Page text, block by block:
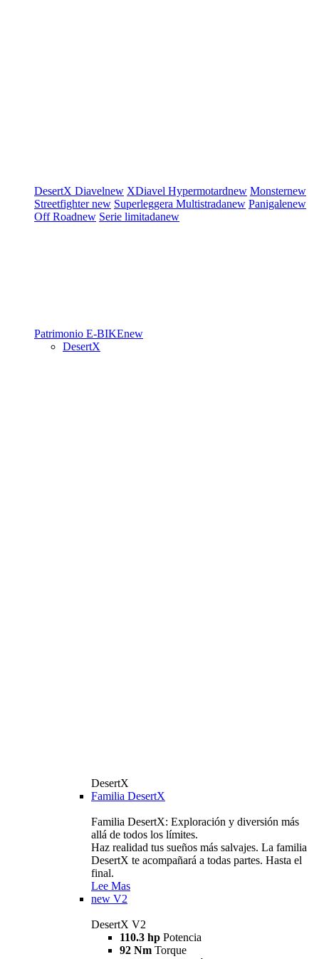
DesertX Diavelnew XDiavel Hypermotardnew Monsternew
Streetfighternew Superleggera Multistradanew Panigalenew
Off Roadnew Serie limitadanew
Patrimonio E-BIKEnew
DesertX
DesertX
Familia DesertX
Familia DesertX: Exploración y diversión más
allá de todos los límites.
Haz realidad tus sueños más salvajes. La familia
DesertX te acompañará a todas partes. Hasta el
final.
Lee Mas
new V2
DesertX V2
110.3 hp Potencia
92 Nm Torque